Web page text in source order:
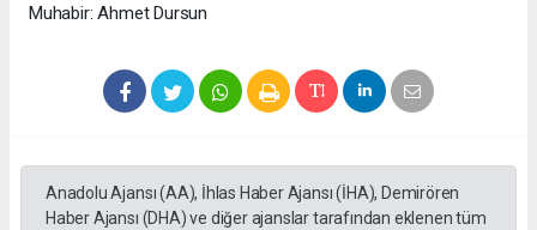
Muhabir: Ahmet Dursun
Anadolu Ajansı (AA), İhlas Haber Ajansı (İHA), Demirören
Haber Ajansı (DHA) ve diğer ajanslar tarafından eklenen tüm